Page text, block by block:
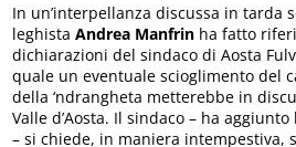
In un’interpellanza discussa in tarda
leghistaAndrea Manfrin ha fatto
dichiarazioni del sindaco di Aosta
quale un eventuale scioglimento del
della ‘ndrangheta metterebbe in
Valle d’Aosta. Il sindaco – ha
– si chiede, in maniera intempestiva,